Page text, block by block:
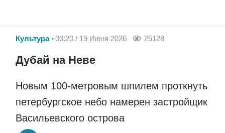
Культура 00:20 / 19 Июня 2026 25128
Дубай на Неве
Новым 100-метровым шпилем проткнуть
петербургское небо намерен застройщик
Васильевского острова